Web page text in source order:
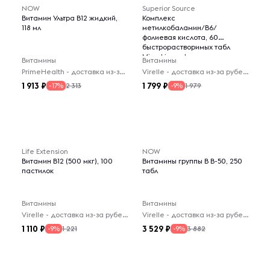
NOW
Витамин Ультра B12 жидкий,
118 мл
Витамины
PrimeHealth - доставка из-за рубежа
1 913 -17% 2 313
Superior Source
Комплекс
метилкобаламин/B6/
фолиевая кислота, 60
быстрорастворимых табл
MicroLingual
Витамины
Virelle - доставка из-за рубежа
1 799 -9% 1 979
Life Extension
Витамин В12 (500 мкг), 100
пастилок
Витамины
Virelle - доставка из-за рубежа
1 110 -9% 1 221
NOW
Витамины группы В В-50, 250
табл
Витамины
Virelle - доставка из-за рубежа
3 529 -9% 3 882